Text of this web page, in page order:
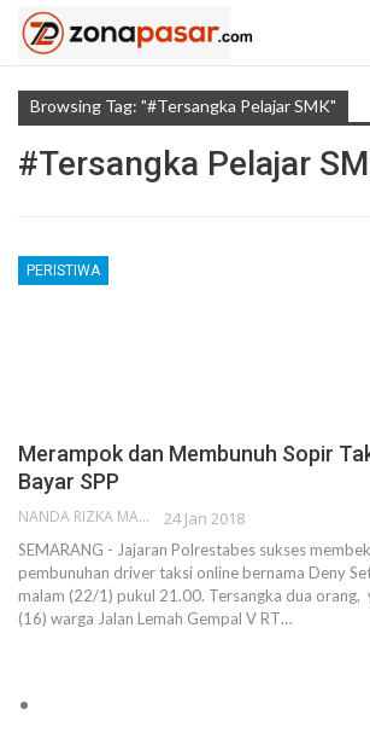
Browsing Tag: "#tersangka Pelajar SMK"
#tersangka Pelajar
PERISTIWA
Merampok dan Membunuh Sopir
Bayar SPP
NANDA RIZKA MAHENDRA 24 Jan 2018
SEMARANG - Jajaran Polrestabes sukses
pembunuhan driver taksi online bernama Deny
malam (22/1) pukul 21.00. Tersangka dua orang,
(16) warga Jalan Lemah Gempal V RT…